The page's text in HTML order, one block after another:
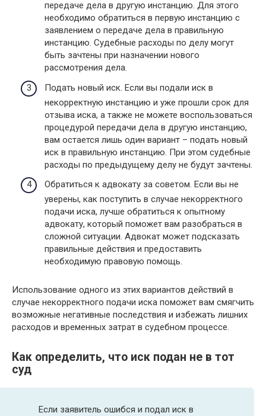
передаче дела в другую инстанцию. Для этого
необходимо обратиться в первую инстанцию с
заявлением о передаче дела в правильную
инстанцию. Судебные расходы по делу могут
быть зачтены при назначении нового
рассмотрения дела.
Подать новый иск. Если вы подали иск в
некорректную инстанцию и уже прошли срок для
отзыва иска, а также не можете воспользоваться
процедурой передачи дела в другую инстанцию,
вам остается лишь один вариант – подать новый
иск в правильную инстанцию. При этом судебные
расходы по предыдущему делу не будут зачтены.
Обратиться к адвокату за советом. Если вы не
уверены, как поступить в случае некорректного
подачи иска, лучше обратиться к опытному
адвокату, который поможет вам разобраться в
сложной ситуации. Адвокат может подсказать
правильные действия и предоставить
необходимую правовую помощь.
Использование одного из этих вариантов действий в
случае некорректного подачи иска поможет вам смягчить
возможные негативные последствия и избежать лишних
расходов и временных затрат в судебном процессе.
Как определить, что иск подан не в тот
суд
Если заявитель ошибся и подал иск в